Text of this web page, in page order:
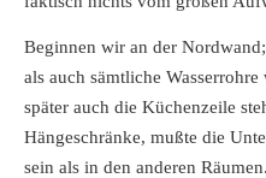
Beginnen wir an der
als auch sämtliche
später auch die Küchenzeile
Hängeschränke, mußte die
sein als in den anderen